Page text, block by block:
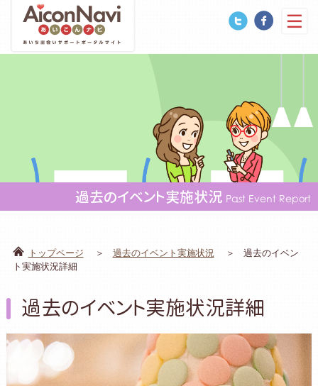
過去のイベント実施状況 Past Event Report
トップページ 過去のイベント実施状況
過去のイベン
ト実施状況詳細
過去のイベント実施状況詳細